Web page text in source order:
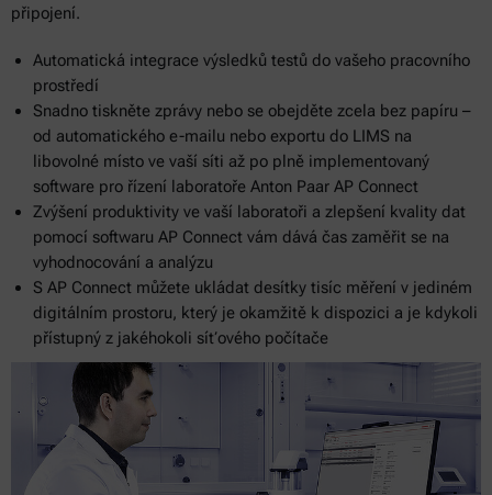
připojení.
Automatická integrace výsledků testů do vašeho pracovního
prostředí
Snadno tiskněte zprávy nebo se obejděte zcela bez papíru –
od automatického e-mailu nebo exportu do LIMS na
libovolné místo ve vaší síti až po plně implementovaný
software pro řízení laboratoře Anton Paar AP Connect
Zvýšení produktivity ve vaší laboratoři a zlepšení kvality dat
pomocí softwaru AP Connect vám dává čas zaměřit se na
vyhodnocování a analýzu
S AP Connect můžete ukládat desítky tisíc měření v jediném
digitálním prostoru, který je okamžitě k dispozici a je kdykoli
přístupný z jakéhokoli síťového počítače